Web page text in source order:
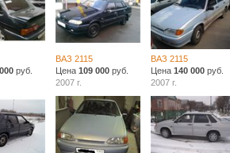
руб.
ВАЗ 2115
Цена 109 000руб.
2007 г.
ВАЗ 2115
Цена 140 000руб.
2007 г.